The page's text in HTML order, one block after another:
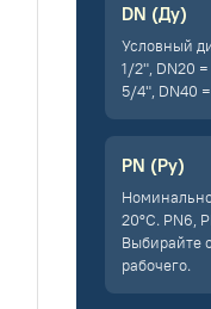
DN (Ду)
Условный
1/2", DN20
5/4", DN40
PN (Ру)
20°C. PN6,
Выбирайте
рабочего.